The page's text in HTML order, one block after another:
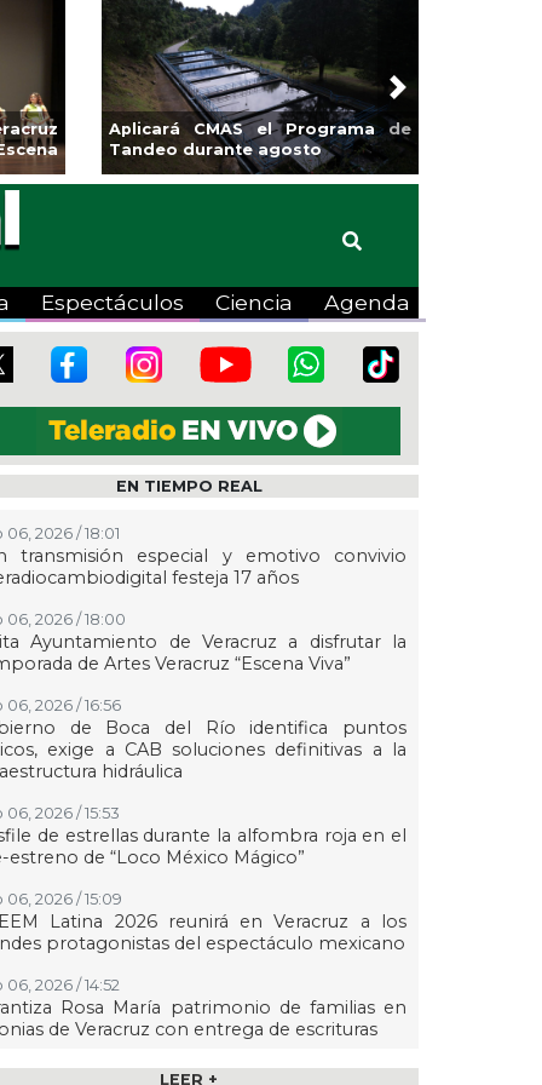
CMAS el Programa de
durante agosto
Guarniciones y banquetas para
colonia El Mango en Pánuco
Next
Espectáculos Ciencia Agenda
EN TIEMPO REAL
06, 2026 / 18:01
transmisión especial y emotivo convivio
festeja 17 años
06, 2026 / 18:00
Ayuntamiento de Veracruz a disfrutar la
de Artes Veracruz “Escena Viva”
06, 2026 / 16:56
de Boca del Río identifica puntos
exige a CAB soluciones definitivas a la
hidráulica
06, 2026 / 15:53
de estrellas durante la alfombra roja en el
estreno de “Loco México Mágico”
06, 2026 / 15:09
Latina 2026 reunirá en Veracruz a los
protagonistas del espectáculo mexicano
06, 2026 / 14:52
Rosa María patrimonio de familias en
de Veracruz con entrega de escrituras
06, 2026 / 14:45 LEER +